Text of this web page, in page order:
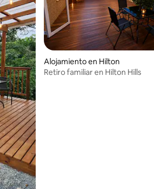
Alojamiento en Hilton
Retiro familiar en Hilton Hills